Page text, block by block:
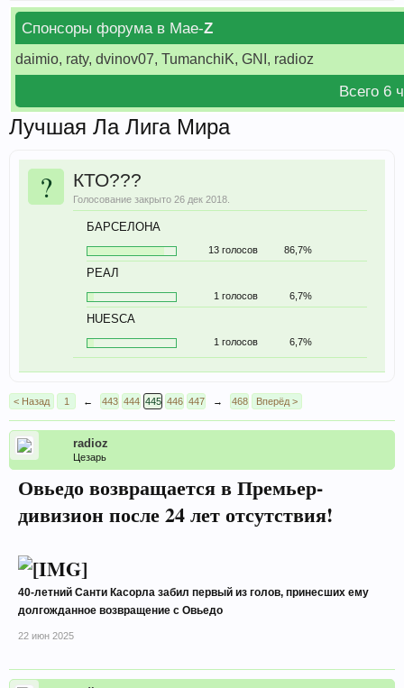
Спонсоры форума в Мае-Z
daimio, raty, dvinov07, TumanchiK, GNI, radioz
Всего 6
Лучшая Ла Лига Мира
? КТО???
Голосование закрыто 26 дек 2018.
БАРСЕЛОНА
13 голосов 86,7%
РЕАЛ
1 голосов 6,7%
HUESCA
1 голосов 6,7%
< Назад 1 ← 443 444 445 446 447 → 468 Вперёд >
radioz
Цезарь
Овьедо возвращается в Премьер-
дивизион после 24 лет отсутствия!
40-летний Санти Касорла забил первый из голов, принесших ему
долгожданное возвращение с Овьедо
22 июн 2025